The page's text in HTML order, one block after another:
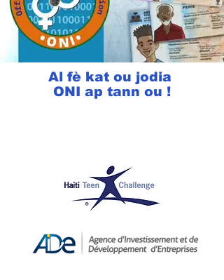
Al fè kat ou jodia
ONI ap tann ou !